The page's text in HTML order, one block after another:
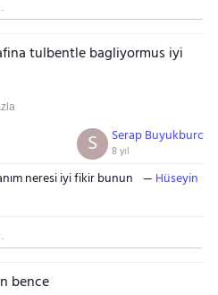
tulbentle bagliyormus iyi
Serap Buyukburc
8 yıl
S
neresi iyi fikir bunun
Hüseyin
bence